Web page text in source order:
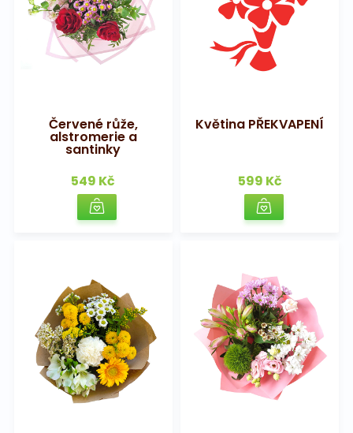
Červené růže,
alstromerie a
santinky
549 Kč
Květina PŘEKVAPENÍ
599 Kč